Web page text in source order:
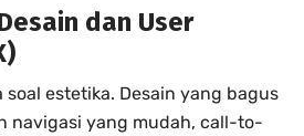
dan User
soal estetika. Desain yang bagus
navigasi yang mudah, call-to-